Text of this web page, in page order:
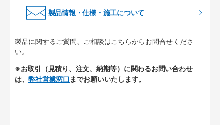
製品情報・仕様・施工について
製品に関するご質問、ご相談はこちらからお問合せくださ
い。
※お取引（見積り、注文、納期等）に関わるお問い合わせ
は、 弊社営業窓口 までお願いいたします。